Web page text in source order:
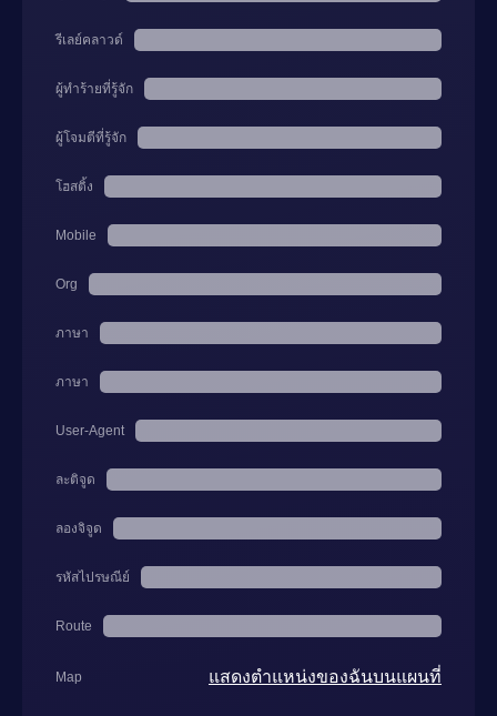
รีเลย์คลาวด์
ผู้ทำร้ายที่รู้จัก
ผู้โจมตีที่รู้จัก
โฮสติ้ง
Mobile
Org
ภาษา
ภาษา
User-Agent
ละติจูด
ลองจิจูด
รหัสไปรษณีย์
Route
Map แสดงตำแหน่งของฉันบนแผนที่